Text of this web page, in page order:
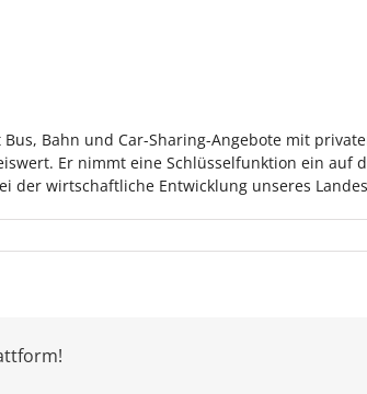
Bahn und Car-Sharing-Angebote mit
Er nimmt eine Schlüsselfunktion ein auf
der wirtschaftliche Entwicklung unseres